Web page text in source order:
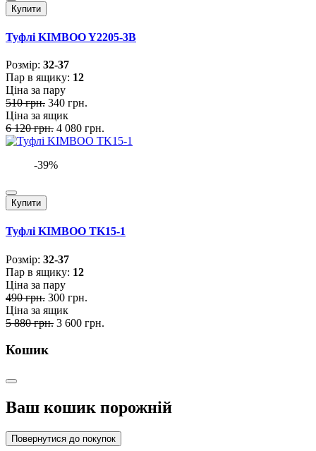
Купити
Туфлі KIMBOO Y2205-3B
Розмiр: 32-37
Пар в ящику: 12
Ціна за пару
510 грн. 340 грн.
Ціна за ящик
6 120 грн. 4 080 грн.
-39%
Купити
Туфлі KIMBOO TK15-1
Розмiр: 32-37
Пар в ящику: 12
Ціна за пару
490 грн. 300 грн.
Ціна за ящик
5 880 грн. 3 600 грн.
Кошик
Ваш кошик порожній
Повернутися до покупок